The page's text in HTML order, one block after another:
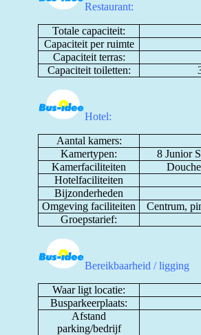
Restaurant:
Totale capaciteit:
Capaciteit per ruimte
Capaciteit terras:
Capaciteit toiletten:
Hotel:
Aantal kamers:
Kamertypen:
8 Junior
Kamerfaciliteiten
Hotelfaciliteiten
Bijzonderheden
Omgeving faciliteiten
Centrum,
Groepstarief:
Bereikbaarheid / ligging
Waar ligt locatie:
Busparkeerplaats:
Afstand
parking/bedrijf